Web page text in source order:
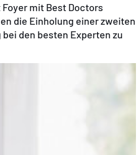
mit Best Doctors
die Einholung einer zweiten
den besten Experten zu